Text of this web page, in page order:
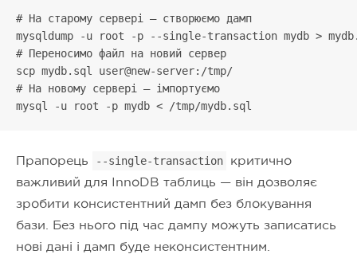
# На старому сервері — створюємо дамп
mysqldump -u root -p --single-transaction mydb >
# Переносимо файл на новий сервер
scp mydb.sql user@new-server:/tmp/
# На новому сервері — імпортуємо
mysql -u root -p mydb < /tmp/mydb.sql
Прапорець --single-transaction
критично
важливий для InnoDB таблиць — він дозволяє
зробити консистентний дамп без блокування
бази. Без нього під час дампу можуть записатись
нові дані і дамп буде неконсистентним.